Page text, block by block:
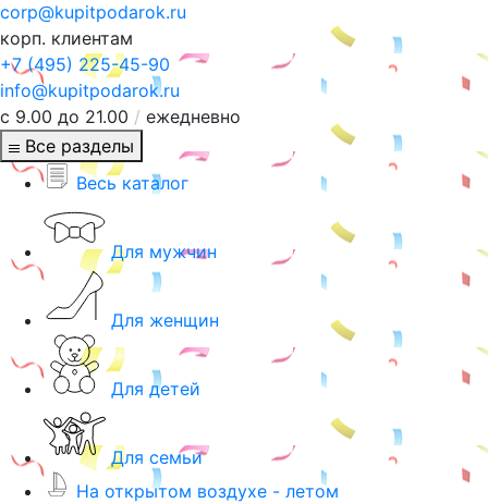
corp@kupitpodarok.ru
корп. клиентам
+7 (495) 225-45-90
info@kupitpodarok.ru
с 9.00 до 21.00 / ежедневно
Все разделы
Весь каталог
Для мужчин
Для женщин
Для детей
Для семьи
На открытом воздухе - летом